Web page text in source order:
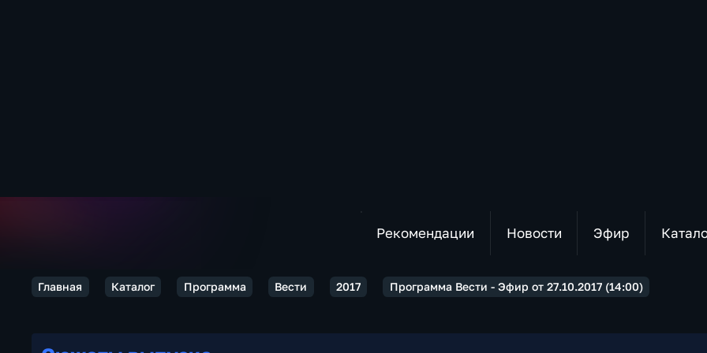
Рекомендации Новости Эфир
Главная Каталог Программа Вести 2017 Программа Вести - Эфир от 27.10.2017 (14:00)